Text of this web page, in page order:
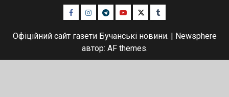
Facebook
Instagram
TelegramYoutubeTwitterTumblr
Офіційний сайт газети Бучанські новини. | Newsphere
автор: AF themes.